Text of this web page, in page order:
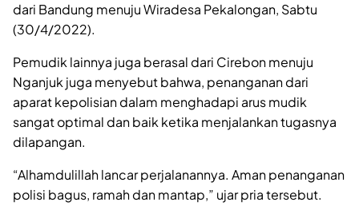
dari Bandung menuju Wiradesa Pekalongan, Sabtu
(30/4/2022).
Pemudik lainnya juga berasal dari Cirebon menuju
Nganjuk juga menyebut bahwa, penanganan dari
aparat kepolisian dalam menghadapi arus mudik
sangat optimal dan baik ketika menjalankan tugasnya
dilapangan.
“Alhamdulillah lancar perjalanannya. Aman penanganan
polisi bagus, ramah dan mantap,” ujar pria tersebut.